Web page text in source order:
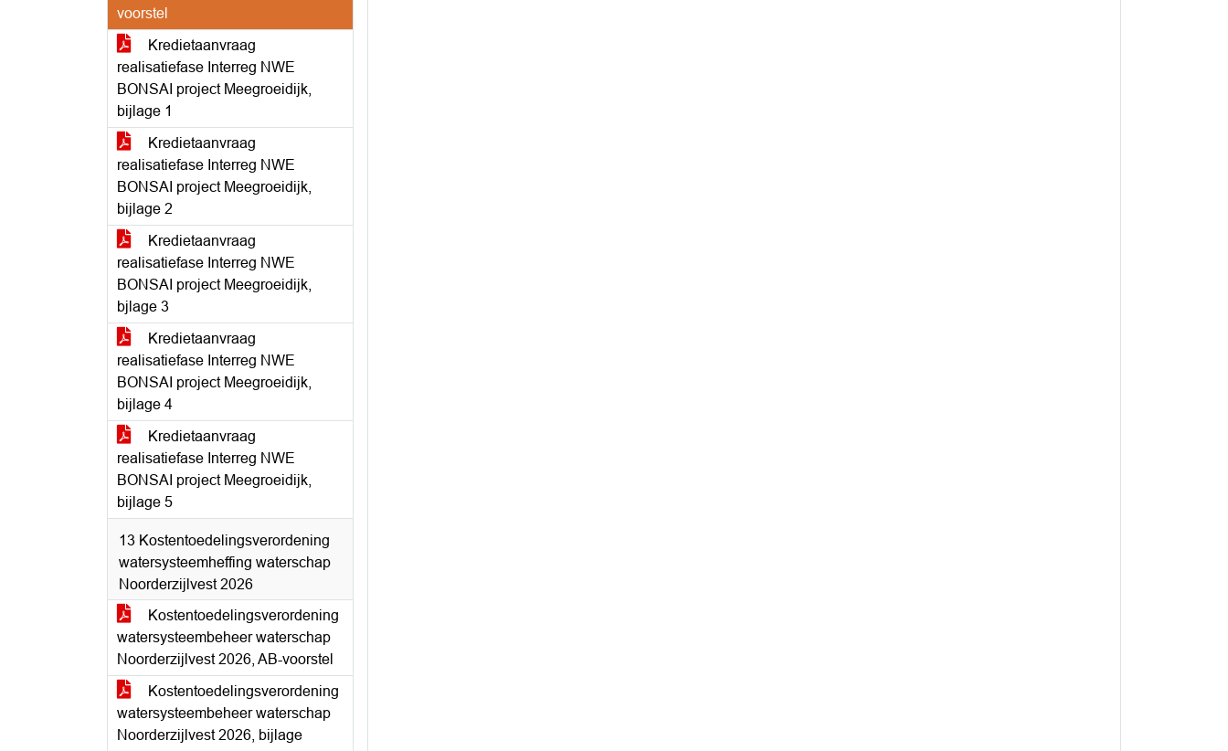
voorstel
Kredietaanvraag
realisatiefase Interreg NWE
BONSAI project Meegroeidijk,
bijlage 1
Kredietaanvraag
realisatiefase Interreg NWE
BONSAI project Meegroeidijk,
bijlage 2
Kredietaanvraag
realisatiefase Interreg NWE
BONSAI project Meegroeidijk,
bjlage 3
Kredietaanvraag
realisatiefase Interreg NWE
BONSAI project Meegroeidijk,
bijlage 4
Kredietaanvraag
realisatiefase Interreg NWE
BONSAI project Meegroeidijk,
bijlage 5
13 Kostentoedelingsverordening
watersysteemheffing waterschap
Noorderzijlvest 2026
Kostentoedelingsverordening
watersysteembeheer waterschap
Noorderzijlvest 2026, AB-voorstel
Kostentoedelingsverordening
watersysteembeheer waterschap
Noorderzijlvest 2026, bijlage